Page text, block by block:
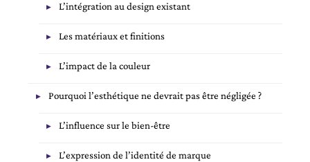
L’intégration au design existant
Les matériaux et finitions
L’impact de la couleur
Pourquoi l’esthétique ne devrait pas être négligée ?
L’influence sur le bien-être
L’expression de l’identité de marque